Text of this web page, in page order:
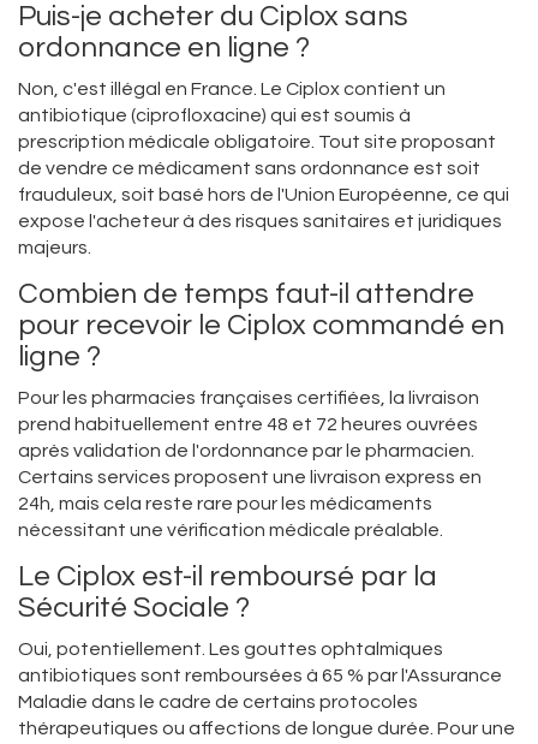
Puis-je acheter du Ciplox sans
ordonnance en ligne ?
Non, c'est illégal en France. Le Ciplox contient un
antibiotique (ciprofloxacine) qui est soumis à
prescription médicale obligatoire. Tout site proposant
de vendre ce médicament sans ordonnance est soit
frauduleux, soit basé hors de l'Union Européenne, ce qui
expose l'acheteur à des risques sanitaires et juridiques
majeurs.
Combien de temps faut-il attendre
pour recevoir le Ciplox commandé en
ligne ?
Pour les pharmacies françaises certifiées, la livraison
prend habituellement entre 48 et 72 heures ouvrées
après validation de l'ordonnance par le pharmacien.
Certains services proposent une livraison express en
24h, mais cela reste rare pour les médicaments
nécessitant une vérification médicale préalable.
Le Ciplox est-il remboursé par la
Sécurité Sociale ?
Oui, potentiellement. Les gouttes ophtalmiques
antibiotiques sont remboursées à 65 % par l'Assurance
Maladie dans le cadre de certains protocoles
thérapeutiques ou affections de longue durée. Pour une